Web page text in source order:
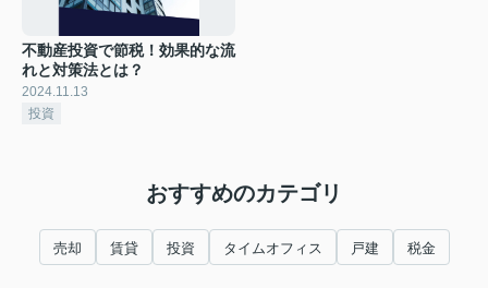
不動産投資で節税！効果的な流
れと対策法とは？
2024.11.13
投資
おすすめのカテゴリ
売却 賃貸 投資 タイムオフィス 戸建 税金